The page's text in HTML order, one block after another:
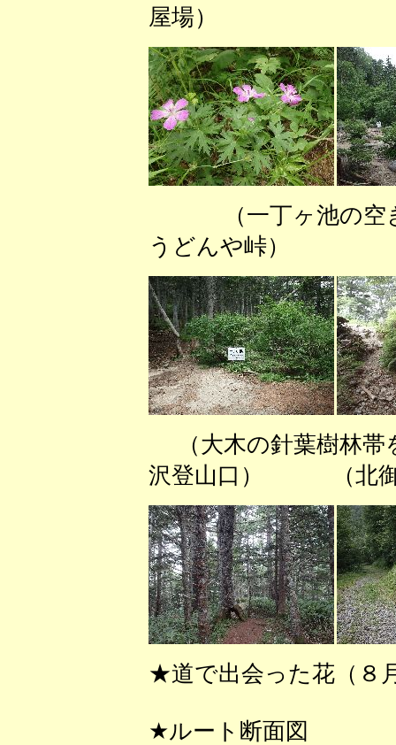
屋場） （針
（一丁ヶ池の空
うどんや峠） （
（大木の針葉樹林
沢登山口） （北御
★道で出会った花（８
★ルート断面図